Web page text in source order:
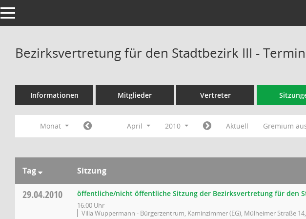
Toggle navigation
Bezirksvertretung für den Stadtbezirk III -
Informationen Mitglieder Vertreter
Monat April 2010 Aktuell Gremium
Tag Sitzung
29.04.2010 öffentliche/nicht öffentliche Sitzung der Bezirksvertretung für den
16:00 Uhr
Villa Wuppermann - Bürgerzentrum, Kaminzimmer (EG), Mülheimer Straße